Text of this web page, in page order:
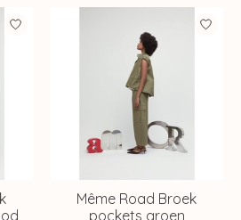
Même Road Broek
pockets groen